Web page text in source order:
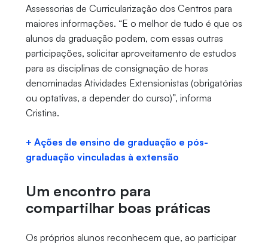
Assessorias de Curricularização dos Centros para
maiores informações. “E o melhor de tudo é que os
alunos da graduação podem, com essas outras
participações, solicitar aproveitamento de estudos
para as disciplinas de consignação de horas
denominadas Atividades Extensionistas (obrigatórias
ou optativas, a depender do curso)”, informa
Cristina.
+ Ações de ensino de graduação e pós-
graduação vinculadas à extensão
Um encontro para
compartilhar boas práticas
Os próprios alunos reconhecem que, ao participar